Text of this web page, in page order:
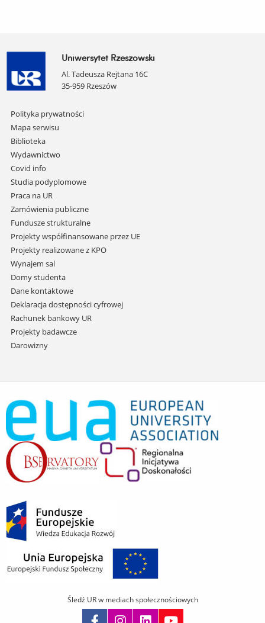
Uniwersytet Rzeszowski
Al. Tadeusza Rejtana 16C
35-959 Rzeszów
Pomiń
nawigację
i
przejdź
do
treści
Polityka prywatności
Mapa serwisu
Biblioteka
Wydawnictwo
Covid info
Studia podyplomowe
Praca na UR
Zamówienia publiczne
Fundusze strukturalne
Projekty współfinansowane przez UE
Projekty realizowane z KPO
Wynajem sal
Domy studenta
Dane kontaktowe
Deklaracja dostępności cyfrowej
Rachunek bankowy UR
Projekty badawcze
Darowizny
Śledź UR w mediach społecznościowych